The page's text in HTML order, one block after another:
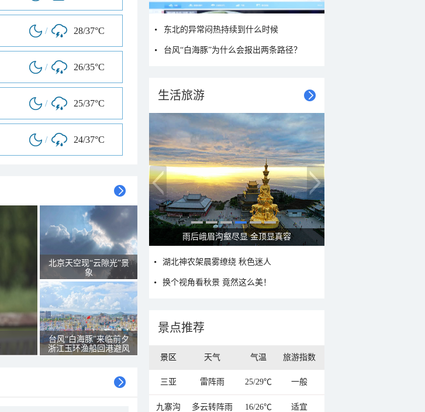
/ 28/37°C
/ 26/35°C
/ 25/37°C
/ 24/37°C
北京天空现“云隙光”景
象
台风“白海豚”来临前夕
浙江玉环渔船回港避风
东北的异常闷热持续到什么时候
台风“白海豚”为什么会报出两条路径？
生活旅游
秋意浓 蓝天映衬下的哈尔滨伏尔加庄园
湖北神农架晨雾缭绕 秋色迷人
换个视角看秋景 竟然这么美！
景点推荐
景区 天气 气温 旅游指数
三亚 雷阵雨 25/29℃ 一般
九寨沟 多云转阵雨 16/26℃ 适宜